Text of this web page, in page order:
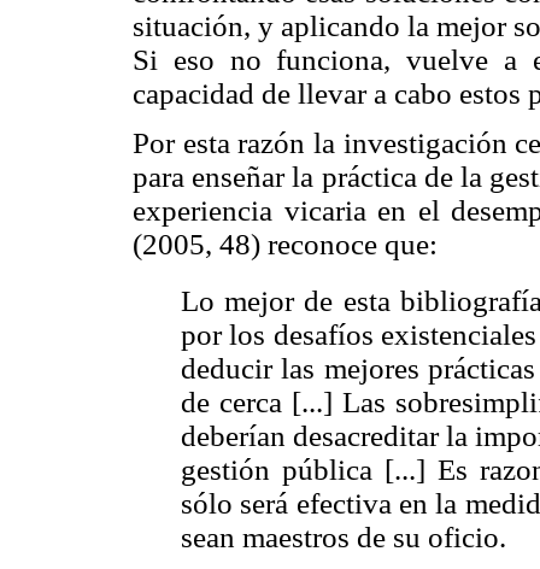
situación, y aplicando la mejor
Si eso no funciona, vuelve a
capacidad de llevar a cabo estos
Por esta razón la investigación
para enseñar la práctica de la
experiencia vicaria en el
(2005, 48) reconoce que:
Lo mejor de esta
por los desafíos
deducir las mejores
de cerca [...] Las
deberían desacreditar la
gestión pública [...] Es
sólo será efectiva en la
sean maestros de su oficio.